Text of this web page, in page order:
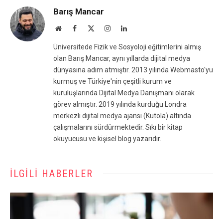
Barış Mancar
WebsiteFacebook InstagramLinkedIn
Üniversitede Fizik ve Sosyoloji eğitimlerini almış
olan Barış Mancar, aynı yıllarda dijital medya
dünyasına adım atmıştır. 2013 yılında Webmasto'yu
kurmuş ve Türkiye'nin çeşitli kurum ve
kuruluşlarında Dijital Medya Danışmanı olarak
görev almıştır. 2019 yılında kurduğu Londra
merkezli dijital medya ajansı (Kutola) altında
çalışmalarını sürdürmektedir. Sıkı bir kitap
okuyucusu ve kişisel blog yazarıdır.
İLGILI HABERLER